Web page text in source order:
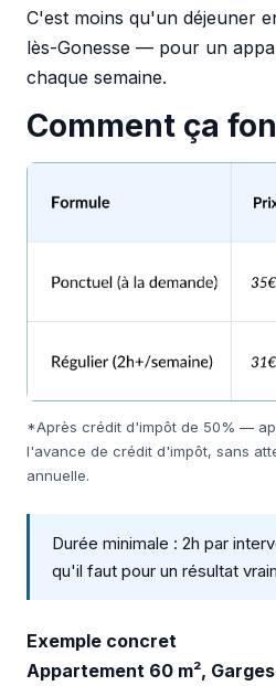
C'est moins qu'un déjeuner
lès-Gonesse — pour un
chaque semaine.
Comment ça
*Après crédit d'impôt de 50% —
l'avance de crédit d'impôt, sans
annuelle.
Durée minimale : 2h par
qu'il faut pour un résultat
Exemple concret
Appartement 60 m²,